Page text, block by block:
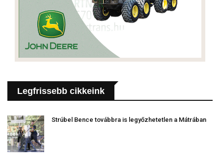
Legfrissebb cikkeink
Strúbel Bence továbbra is legyőzhetetlen a Mátrában